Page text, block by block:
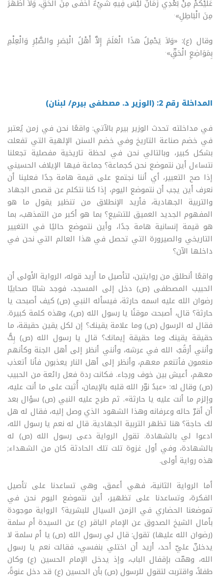
عَلَيْكُمْ مِنْ بَعْدِي زَمَانٌ لَيْسَ فِيهِ شَيْءٌ أَخْفَى مِنَ الْحَقِّ، وَلاَ أَظْهَرَ
مِنَ الْبَاطِلِ».
وقال (ع): «وَلاَ يَحْمِلُ هذَا الْعَلَمَ إِلاَّ أَهْلُ الْبَصَرِ والصَّبْرِ وَالْعِلْمِ
بِمَوَاضِعِ الْحَقِّ».
المداخلة رقم 2: (الوزير د. مصطفى بيرم/ لبنان)
في مداخلته تحدث الوزير بيرم بالآتي: واقعًا نحن في زمن يُعتبر
في خضم صناعة التاريخ وفي خضم السنن الإلهية التي تفعلت
بشكل كبير، وبالتالي نحن في لحظة تاريخية مفصلية تجعلنا
نتساءل أين نتموضع نحن كجماعة؟ جماعة فيها الإيلاف الحسيني
إذا صح التعبير، أي أننا نجتمع على قيمة هامة جدًا فعلينا أن
نعرف أين يجب أن نتموضع اليوم، إذا كنا نتكلم عن قصص الجهاد
والتربية الجهادية، فأريد الإنطلاق من تنظير يقول ما هو
المفهوم الجديد العميق للتشيع؟ بما هو أكبر من التمذهب، بما
هو قيمة إنسانية هامة جدًا، وأين نتموضع حاليًا في التغيير
التاريخي والصيرورة التي تحصل في هذا العالم التي نحن في
داخلها الآن؟
واقعًا أنطلق من روايتين، لتأصيل ما أريد قوله، الرواية الأولى أن
الحبيب المصطفى (ص) دخل إلى المسجد، فوجد شابًا صحابيًا
رضوان الله عليه اسمه حارثة، فيسأله النبي (ص) كيف أصبحت يا
حارثة؟ قال، أصبحت موقنًا يا رسول الله (ص)، وهذه كلمة كبيرة.
فقال له الرسول (ص) وما علامة يقينك؟ إن لكل يقين حقيقة، ما
حقيقة يقينك وما حقيقة إيمانك؟ قال يا رسول الله (ص) بِتُّ
وأنني أرقُبُ الله في عرشه، وأنني أنظر إلى أهل الجنة وكأنهم
منعمون فأتنعم معهم، وأنظر إلى أهل النار يعذبون فأنا أتعذب
معهم، أعيش بين خوف ورجاء. فكانت ردة فعل رائعة من الحبيب
(ص) وقال له: «عبدٌ نوّر الله قلبه بالإيمان، أُثبت على ما أنت عليه،
وإلزم ما أنت عليه يا حارثة». ثم طرح عليه النبي (ص) سؤال بعد
أن أقرّ حاله وعرفانه وهذا الشهود الذي وصل إليه، فقال له هل
لك حاجة؟ هنا تظهر التربية الجهادية. قال له نعم يا رسول الله،
ادعوا لي بالشهادة. تقول الرواية دعى رسول الله (ص) له
بالشهادة، وفي أول غزوة تلت تلك الحادثة كان من الشهداء;
هذه رواية أولى.
أما الرواية الثانية، فهي أعمق، وهي تساعدنا على تأصيل
الفكرة، وتساعدنا على تظهير، أين نتموضع اليوم نحن في
تموضعنا الحضاري في الزمن السيال للبشرية؟ الرواية موجودة
بأمال الشيخ الصدوق عن الإمام الباقر (ع) عن السيدة أم سلمة
(رضوان الله عليها) تقول: قال لي رسول الله (ص) يا أم سلمة لا
يدخلنّ عليّ أحد، أريد أن اختلي بنفسي، فقالت نعم يا رسول
الله، وهمّت بإقفال الباب، وإذ يدخل الإمام الحسين (ع) وكان
طفلاً، واقتربت لتقول للرسول (ص) بأن الحسين (ع) قد دخل عنوةً،